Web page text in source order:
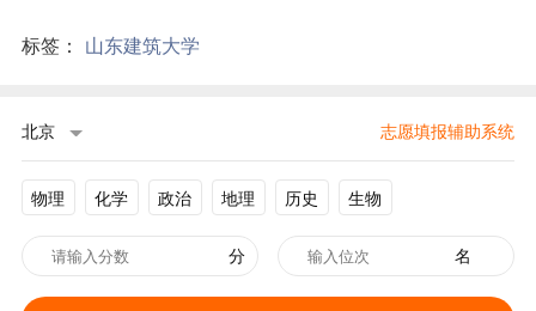
标签： 山东建筑大学
北京 志愿填报辅助系统
物理 化学 政治 地理 历史 生物
分 名